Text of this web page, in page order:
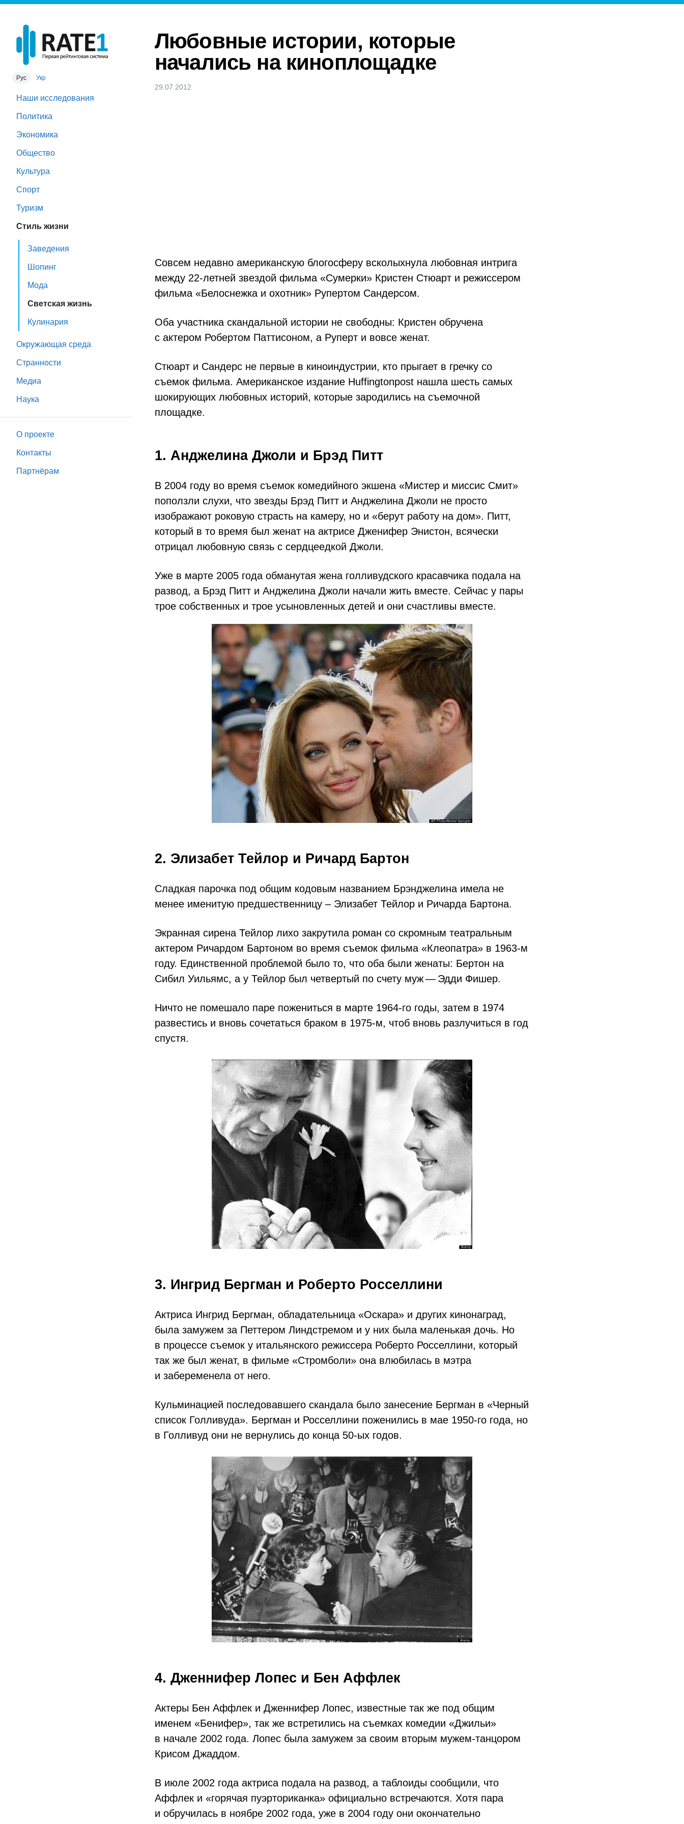
Рус Укр
Наши исследования
Политика
Экономика
Общество
Культура
Спорт
Туризм
Стиль жизни
Заведения
Шопинг
Мода
Светская жизнь
Кулинария
Окружающая среда
Странности
Медиа
Наука
О проекте
Контакты
Партнёрам
Любовные истории, которые
начались на киноплощадке
29.07.2012
Совсем недавно американскую блогосферу всколыхнула любовная интрига
между 22-летней звездой фильма «Сумерки» Кристен Стюарт и режиссером
фильма «Белоснежка и охотник» Рупертом Сандерсом.
Оба участника скандальной истории не свободны: Кристен обручена
с актером Робертом Паттисоном, а Руперт и вовсе женат.
Стюарт и Сандерс не первые в киноиндустрии, кто прыгает в гречку со
съемок фильма. Американское издание Huffingtonpost нашла шесть самых
шокирующих любовных историй, которые зародились на съемочной
площадке.
1. Анджелина Джоли и Брэд Питт
В 2004 году во время съемок комедийного экшена «Мистер и миссис Смит»
поползли слухи, что звезды Брэд Питт и Анджелина Джоли не просто
изображают роковую страсть на камеру, но и «берут работу на дом». Питт,
который в то время был женат на актрисе Дженифер Энистон, всячески
отрицал любовную связь с сердцеедкой Джоли.
Уже в марте 2005 года обманутая жена голливудского красавчика подала на
развод, а Брэд Питт и Анджелина Джоли начали жить вместе. Сейчас у пары
трое собственных и трое усыновленных детей и они счастливы вместе.
2. Элизабет Тейлор и Ричард Бартон
Сладкая парочка под общим кодовым названием Брэнджелина имела не
менее именитую предшественницу – Элизабет Тейлор и Ричарда Бартона.
Экранная сирена Тейлор лихо закрутила роман со скромным театральным
актером Ричардом Бартоном во время съемок фильма «Клеопатра» в 1963‑м
году. Единственной проблемой было то, что оба были женаты: Бертон на
Сибил Уильямс, а у Тейлор был четвертый по счету муж — Эдди Фишер.
Ничто не помешало паре пожениться в марте 1964-го годы, затем в 1974
развестись и вновь сочетаться браком в 1975‑м, чтоб вновь разлучиться в год
спустя.
3. Ингрид Бергман и Роберто Росселлини
Актриса Ингрид Бергман, обладательница «Оскара» и других кинонаград,
была замужем за Петтером Линдстремом и у них была маленькая дочь. Но
в процессе съемок у итальянского режиссера Роберто Росселлини, который
так же был женат, в фильме «Стромболи» она влюбилась в мэтра
и забеременела от него.
Кульминацией последовавшего скандала было занесение Бергман в «Черный
список Голливуда». Бергман и Росселлини поженились в мае 1950-го года, но
в Голливуд они не вернулись до конца 50-ых годов.
4. Дженнифер Лопес и Бен Аффлек
Актеры Бен Аффлек и Дженнифер Лопес, известные так же под общим
именем «Бенифер», так же встретились на съемках комедии «Джильи»
в начале 2002 года. Лопес была замужем за своим вторым мужем-танцором
Крисом Джаддом.
В июле 2002 года актриса подала на развод, а таблоиды сообщили, что
Аффлек и «горячая пуэрториканка» официально встречаются. Хотя пара
и обручилась в ноябре 2002 года, уже в 2004 году они окончательно